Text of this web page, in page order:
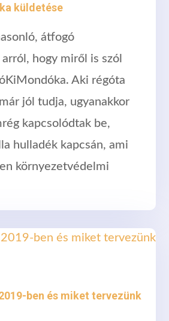
küldetése
átfogó
hogy miről is szól
Aki régóta
jól tudja, ugyanakkor
kapcsolódtak be,
hulladék kapcsán, ami
környezetvédelmi
ben és miket tervezünk